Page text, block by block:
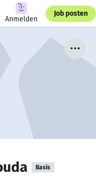
Anmelden
Job posten
Basis